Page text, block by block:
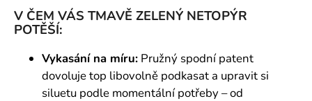
V ČEM VÁS TMAVĚ ZELENÝ NETOPÝR
POTĚŠÍ:
Vykasání na míru: Pružný spodní patent
dovoluje top libovolně podkasat a upravit si
siluetu podle momentální potřeby – od